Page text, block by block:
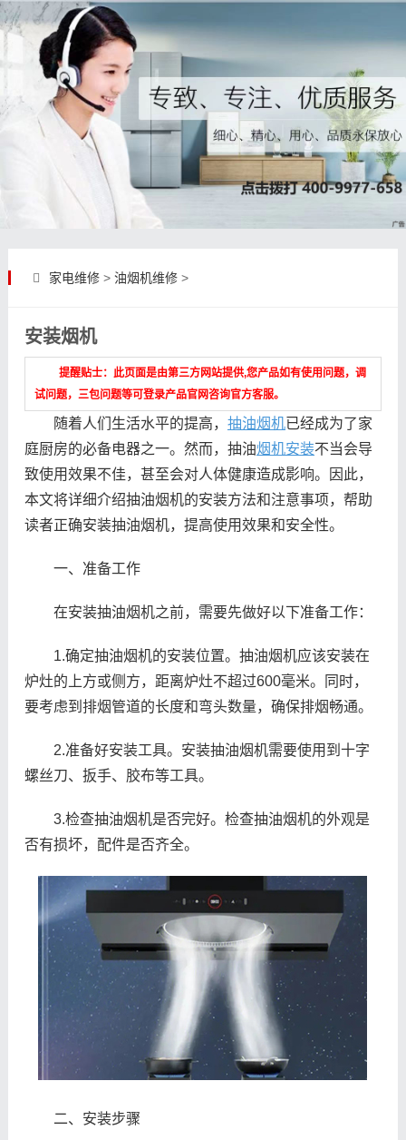
家电维修> 油烟机维修>
安装烟机
提醒贴士：此页面是由第三方网站提供,您产品如有使用问题，调
试问题，三包问题等可登录产品官网咨询官方客服。
随着人们生活水平的提高， 抽油烟机已经成为了家
庭厨房的必备电器之一。然而，抽油烟机安装不当会导
致使用效果不佳，甚至会对人体健康造成影响。因此，
本文将详细介绍抽油烟机的安装方法和注意事项，帮助
读者正确安装抽油烟机，提高使用效果和安全性。
一、准备工作
在安装抽油烟机之前，需要先做好以下准备工作：
1.确定抽油烟机的安装位置。抽油烟机应该安装在
炉灶的上方或侧方，距离炉灶不超过600毫米。同时，
要考虑到排烟管道的长度和弯头数量，确保排烟畅通。
2.准备好安装工具。安装抽油烟机需要使用到十字
螺丝刀、扳手、胶布等工具。
3.检查抽油烟机是否完好。检查抽油烟机的外观是
否有损坏，配件是否齐全。
二、安装步骤